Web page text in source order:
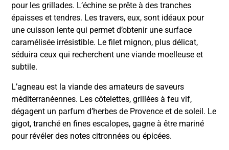
pour les grillades. L’échine se prête à des tranches
épaisses et tendres. Les travers, eux, sont idéaux pour
une cuisson lente qui permet d’obtenir une surface
caramélisée irrésistible. Le filet mignon, plus délicat,
séduira ceux qui recherchent une viande moelleuse et
subtile.
L’agneau est la viande des amateurs de saveurs
méditerranéennes. Les côtelettes, grillées à feu vif,
dégagent un parfum d’herbes de Provence et de soleil. Le
gigot, tranché en fines escalopes, gagne à être mariné
pour révéler des notes citronnées ou épicées.